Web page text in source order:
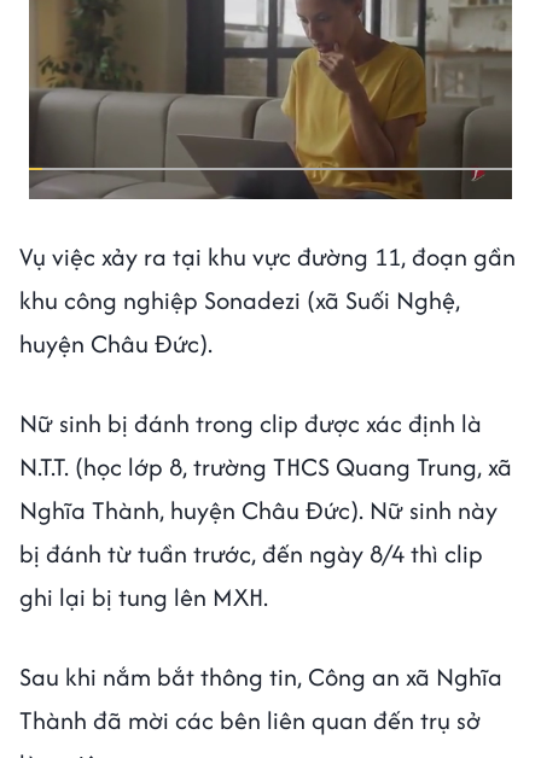
Vụ việc xảy ra tại khu vực đường 11, đoạn gần
khu công nghiệp Sonadezi (xã Suối Nghệ,
huyện Châu Đức).
Nữ sinh bị đánh trong clip được xác định là
N.T.T. (học lớp 8, trường THCS Quang Trung, xã
Nghĩa Thành, huyện Châu Đức). Nữ sinh này
bị đánh từ tuần trước, đến ngày 8/4 thì clip
ghi lại bị tung lên MXH.
Sau khi nắm bắt thông tin, Công an xã Nghĩa
Thành đã mời các bên liên quan đến trụ sở